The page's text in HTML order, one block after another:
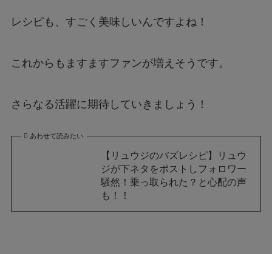
レシピも、すごく美味しいんですよね！
これからもますますファンが増えそうです。
さらなる活躍に期待していきましょう！
あわせて読みたい
【リュウジのバズレシピ】リュウ
ジが下ネタをポストしフォロワー
騒然！乗っ取られた？と心配の声
も！！